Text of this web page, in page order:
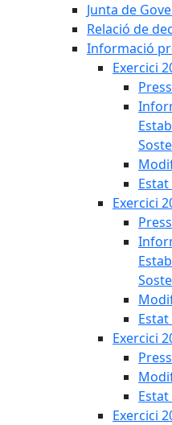
Junta de
Relació de
Informació
Exercici
Exercici
Exercici
Exercici